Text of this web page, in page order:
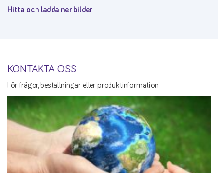
Hitta och ladda ner bilder
KONTAKTA OSS
För frågor, beställningar eller produktinformation